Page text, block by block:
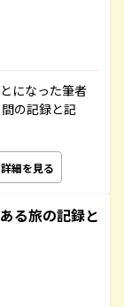
になった筆者
の記録と記
詳細を見る
る旅の記録と